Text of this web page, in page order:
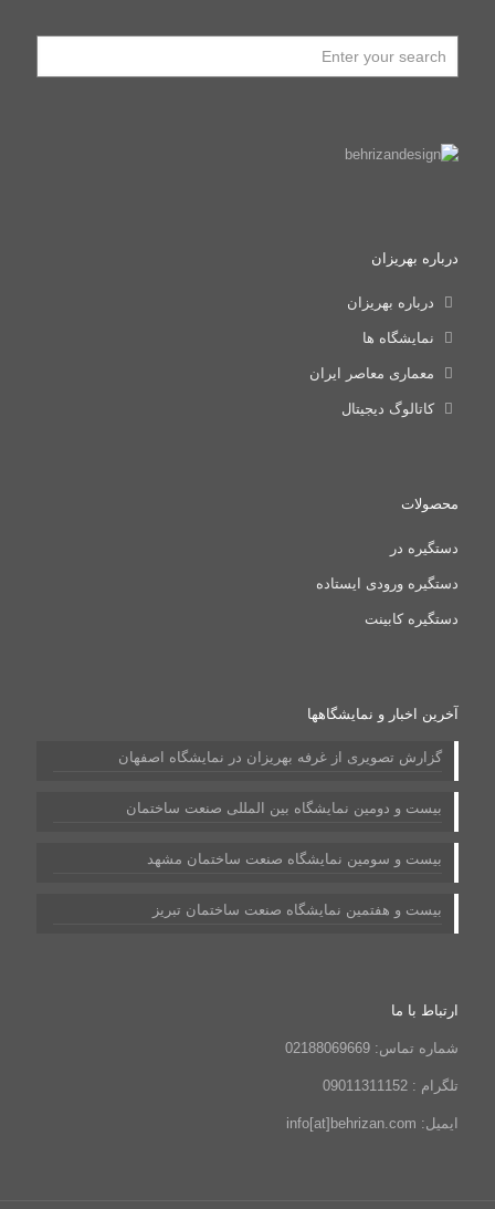
درباره بهریزان
درباره بهریزان
نمایشگاه ها
معماری معاصر ایران
کاتالوگ دیجیتال
محصولات
دستگیره در
دستگیره ورودی ایستاده
دستگیره کابینت
آخرین اخبار و نمایشگاهها
گزارش تصویری از غرفه بهریزان در نمایشگاه اصفهان
بیست و دومین نمایشگاه بین المللی صنعت ساختمان
بیست و سومین نمایشگاه صنعت ساختمان مشهد
بیست و هفتمین نمایشگاه صنعت ساختمان تبریز
ارتباط با ما
شماره تماس: 02188069669
تلگرام : 09011311152
ایمیل: info[at]behrizan.com